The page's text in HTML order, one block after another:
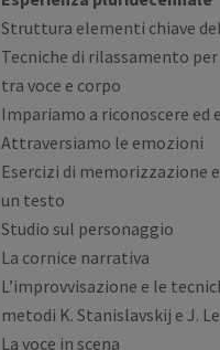
Struttura elementi chiave
Tecniche di rilassamento
tra voce e corpo
Impariamo a riconoscere
Attraversiamo le emozioni
Esercizi di memorizzazione
un testo
Studio sul personaggio
La cornice narrativa
L’improvvisazione e le
metodi K. Stanislavskij e J.
La voce in scena